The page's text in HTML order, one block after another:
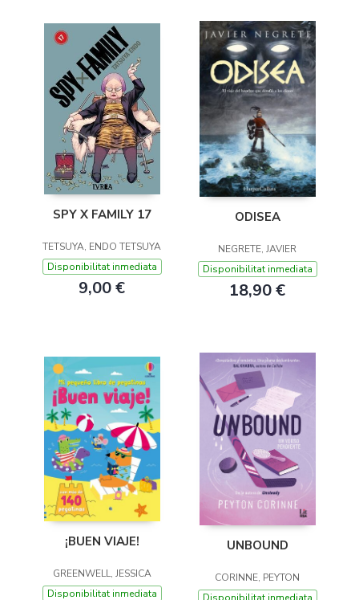
SPY X FAMILY 17
TETSUYA, ENDO TETSUYA
Disponibilitat inmediata
9,00 €
ODISEA
NEGRETE, JAVIER
Disponibilitat inmediata
18,90 €
¡BUEN VIAJE!
GREENWELL, JESSICA
Disponibilitat inmediata
UNBOUND
CORINNE, PEYTON
Disponibilitat inmediata